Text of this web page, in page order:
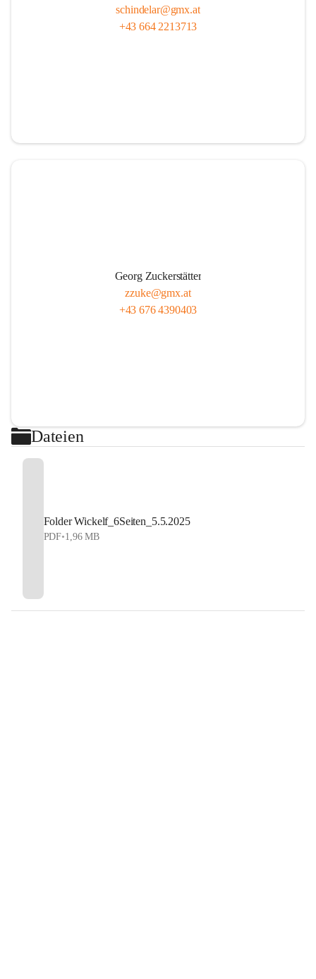
schindelar@gmx.at
+43 664 2213713
Georg Zuckerstätter
zzuke@gmx.at
+43 676 4390403
Dateien
Folder Wickelf_6Seiten_5.5.2025
PDF•1,96 MB